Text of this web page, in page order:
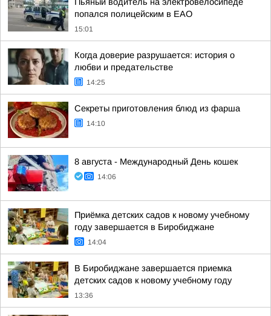
попался полицейским в ЕАО
15:01
Когда доверие разрушается: история о
любви и предательстве
14:25
Секреты приготовления блюд из фарша
14:10
8 августа - Международный День кошек
14:06
Приёмка детских садов к новому учебному
году завершается в Биробиджане
14:04
В Биробиджане завершается приемка
детских садов к новому учебному году
13:36